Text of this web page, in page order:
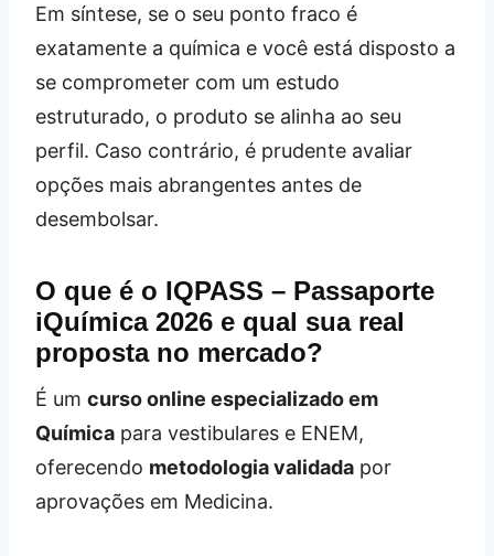
Em síntese, se o seu ponto fraco é
exatamente a química e você está disposto a
se comprometer com um estudo
estruturado, o produto se alinha ao seu
perfil. Caso contrário, é prudente avaliar
opções mais abrangentes antes de
desembolsar.
O que é o IQPASS – Passaporte
iQuímica 2026 e qual sua real
proposta no mercado?
É um curso online especializado em
Química para vestibulares e ENEM,
oferecendo metodologia validada por
aprovações em Medicina.